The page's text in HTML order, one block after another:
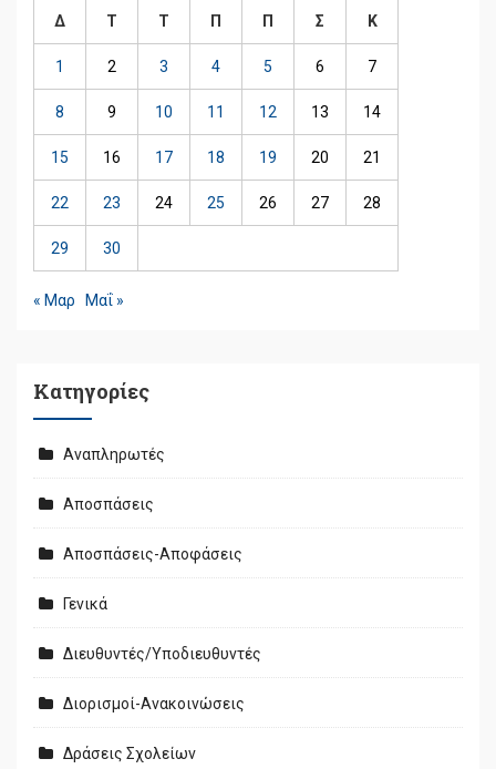
Δ Τ Τ Π Π Σ Κ
1 2 3 4 5 6 7
8 9 10 11 12 13 14
15 16 17 18 19 20 21
22 23 24 25 26 27 28
29 30
« Μαρ Μαΐ »
Kατηγορίες
Αναπληρωτές
Αποσπάσεις
Αποσπάσεις-Αποφάσεις
Γενικά
Διευθυντές/Υποδιευθυντές
Διορισμοί-Ανακοινώσεις
Δράσεις Σχολείων